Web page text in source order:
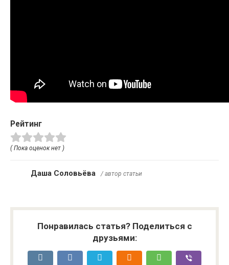
Рейтинг
( Пока оценок нет )
Даша Соловьёва / автор статьи
Понравилась статья? Поделиться с
друзьями: